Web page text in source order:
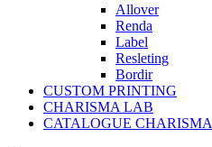
Allover
Renda
Label
Resleting
Bordir
CUSTOM PRINTING
CHARISMA LAB
CATALOGUE CHARISMA